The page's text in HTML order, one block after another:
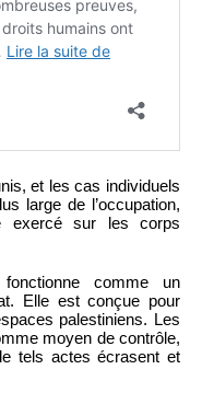
et les cas individuels
large de l’occupation,
exercé sur les corps
comme un
Elle est conçue pour
palestiniens. Les
moyen de contrôle,
tels actes écrasent et